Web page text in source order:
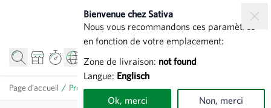
Bienvenue chez Sativa
Nous vous recommandons ces paramètres
en fonction de votre emplacement:
Zone de livraison: not found
Langue: Englisch
Ok, merci Non, merci
Page d’accueil / Protection des données